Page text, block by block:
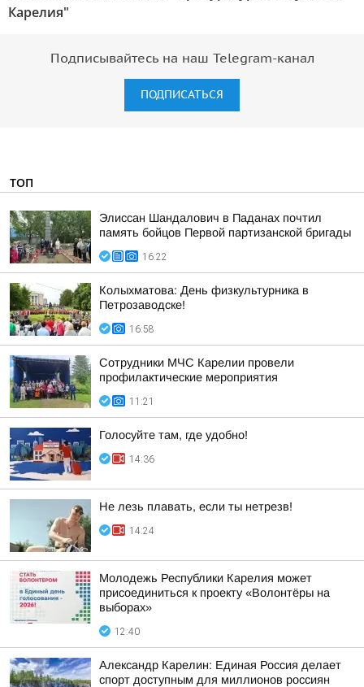
Карелия"
Подписывайтесь на наш Telegram-канал
ПОДПИСАТЬСЯ
ТОП
Элиссан Шандалович в Паданах почтил
память бойцов Первой партизанской бригады
16:22
Колыхматова: День физкультурника в
Петрозаводске!
16:58
Сотрудники МЧС Карелии провели
профилактические мероприятия
11:21
Голосуйте там, где удобно!
14:36
Не лезь плавать, если ты нетрезв!
14:24
Молодежь Республики Карелия может
присоединиться к проекту «Волонтёры на
выборах»
12:40
Александр Карелин: Единая Россия делает
спорт доступным для миллионов россиян